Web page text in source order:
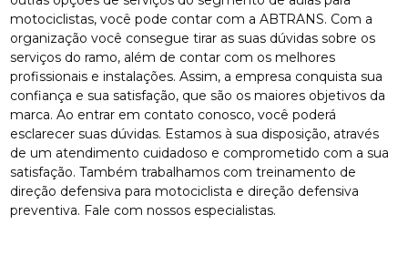
motociclistas, você pode contar com a ABTRANS. Com a
organização você consegue tirar as suas dúvidas sobre os
serviços do ramo, além de contar com os melhores
profissionais e instalações. Assim, a empresa conquista sua
confiança e sua satisfação, que são os maiores objetivos da
marca. Ao entrar em contato conosco, você poderá
esclarecer suas dúvidas. Estamos à sua disposição, através
de um atendimento cuidadoso e comprometido com a sua
satisfação. Também trabalhamos com treinamento de
direção defensiva para motociclista e direção defensiva
preventiva. Fale com nossos especialistas.